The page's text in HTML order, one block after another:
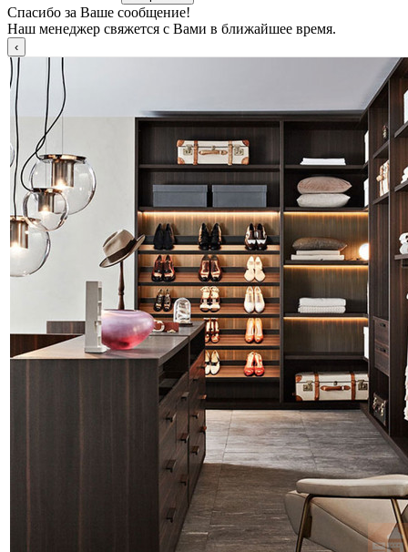
Спасибо за Ваше сообщение!
Наш менеджер свяжется с Вами в ближайшее время.